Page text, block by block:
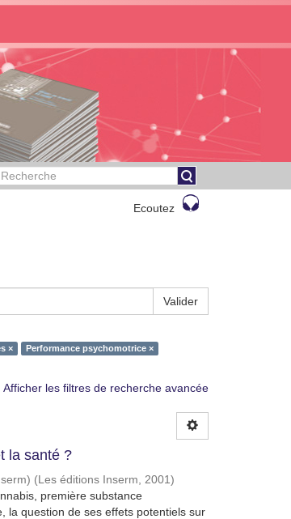
Ecoutez
Valider
×
Performance psychomotrice ×
Afficher les filtres de recherche avancée
la santé ?
(Les éditions Inserm, 2001)
première substance
la question de ses effets potentiels sur